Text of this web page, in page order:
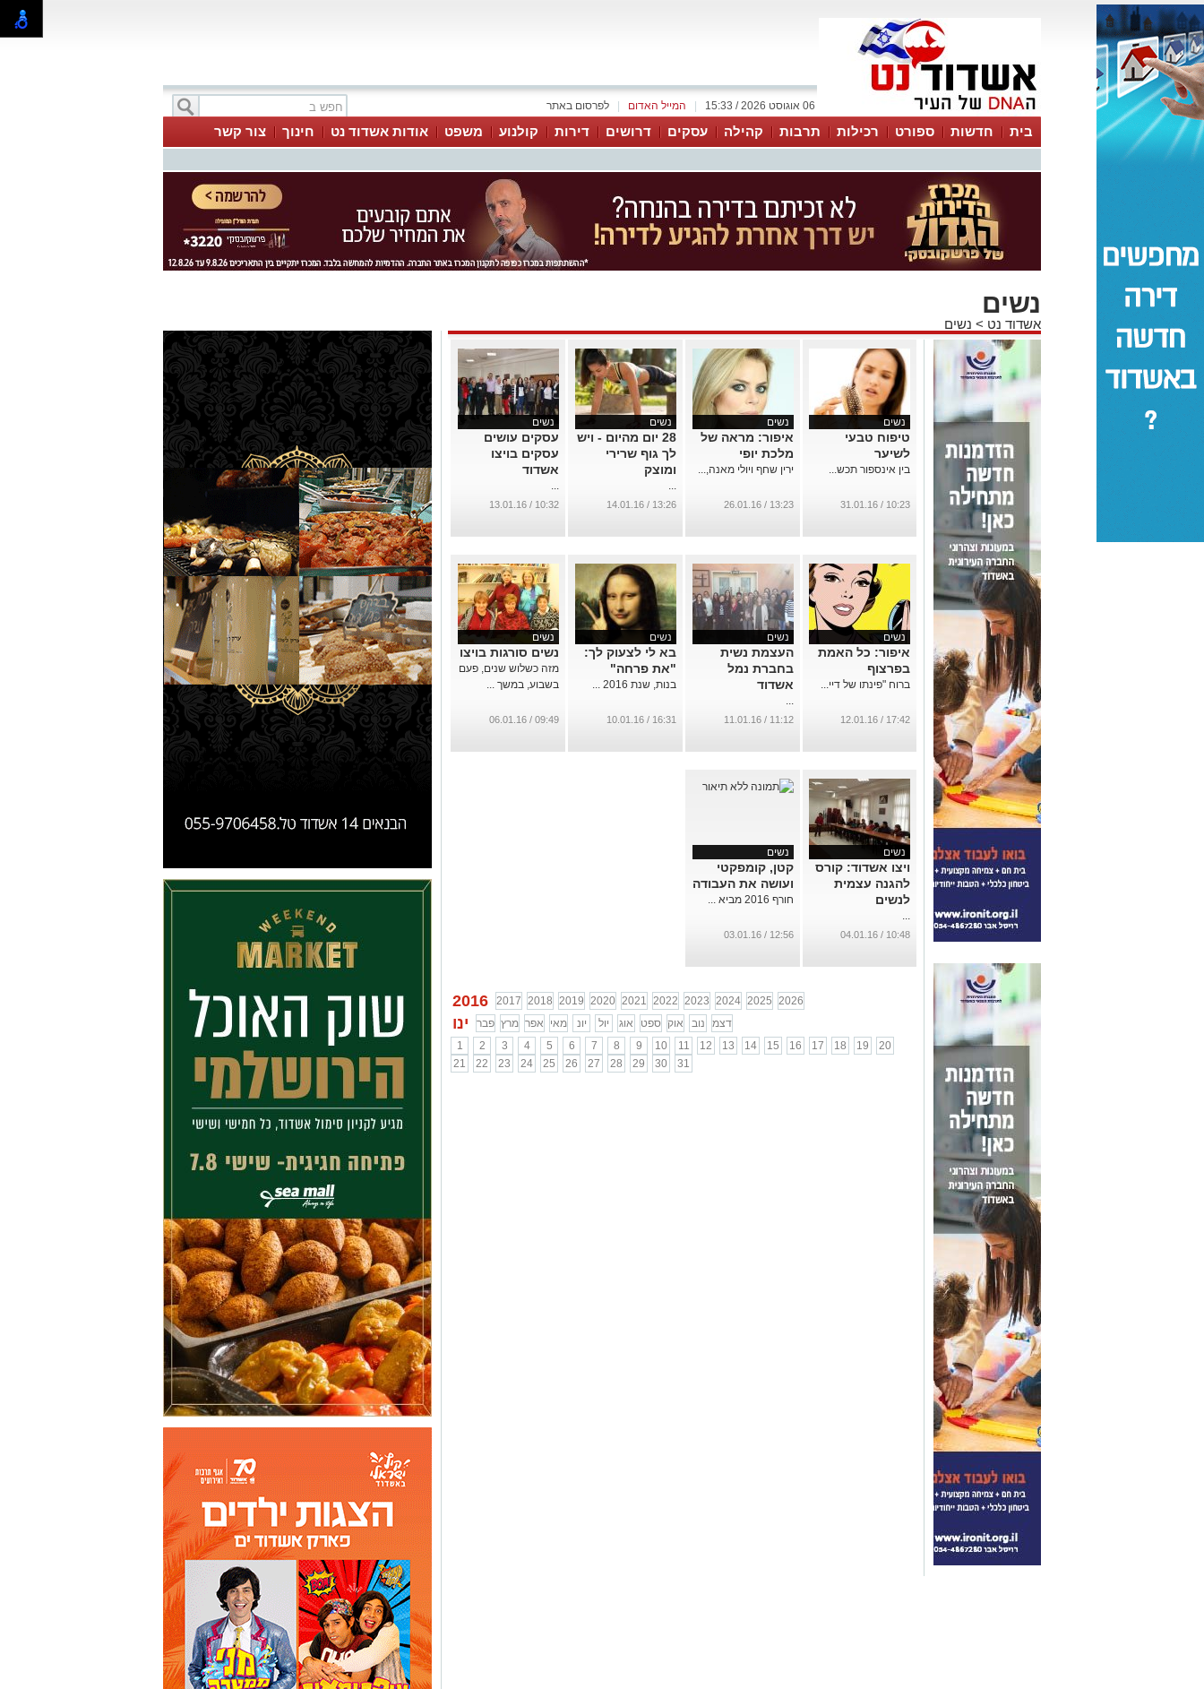
לפרסום באתר המייל האדום 06 אוגוסט 2026 / 15:33
בית חדשות ספורט רכילות תרבות קהילה עסקים דרושים דירות קולנוע משפט אודות אשדוד נט חינוך צור קשר
נשים
אשדוד נט > נשים
נשים
טיפוח טבעי
לשיער
בין אינספור תכש...
10:23 / 31.01.16
נשים
איפור: מראה של
מלכת יופי
ירין שחף ויולי מאנה,...
13:23 / 26.01.16
נשים
28 יום מהיום - ויש
לך גוף שרירי
ומוצק
...
13:26 / 14.01.16
נשים
עסקים עושים
עסקים בויצו
אשדוד
...
10:32 / 13.01.16
נשים
איפור: כל האמת
בפרצוף
ברוח "פינתו של דיי...
17:42 / 12.01.16
נשים
העצמת נשית
בחברת נמל
אשדוד
...
11:12 / 11.01.16
נשים
בא לי לצעוק לך:
"את פרחה"
בנות, שנת 2016 ...
16:31 / 10.01.16
נשים
נשים סורגות בויצו
מזה כשלוש שנים, פעם
בשבוע, במשך ...
09:49 / 06.01.16
נשים
ויצו אשדוד: קורס
להגנה עצמית
לנשים
...
10:48 / 04.01.16
נשים
קטן, קומפקטי
ועושה את העבודה
חורף 2016 מביא ...
12:56 / 03.01.16
2016 2017 2018 2019 2020 2021 2022 2023 2024 2025 2026
ינו פבר מרץ אפר מאי יונ יול אוג ספט אוק נוב
דצמ
1
2 3 4 5 6 7 8 9 10 11 12 13 14 15 16 17 18 19
20
21
22 23 24 25 26 27 28 29 30 31